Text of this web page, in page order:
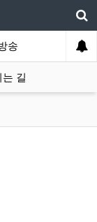
송
는 길